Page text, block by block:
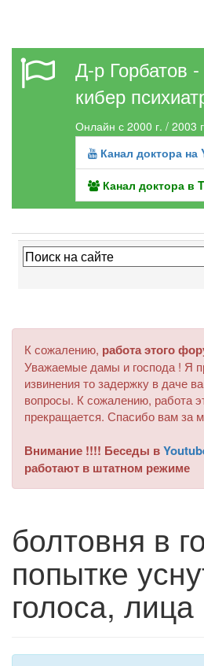
Д-р Горбатов
кибер
Онлайн с 2000 г. / 2003
Канал доктора на
Канал доктора в
К сожалению, работа этого
Уважаемые дамы и господа ! Я
извинения то задержку в даче
вопросы. К сожалению, работа
прекращается. Спасибо вам за
Внимание !!!! Беседы в
работают в штатном режиме
болтовня в
попытке
голоса, лица